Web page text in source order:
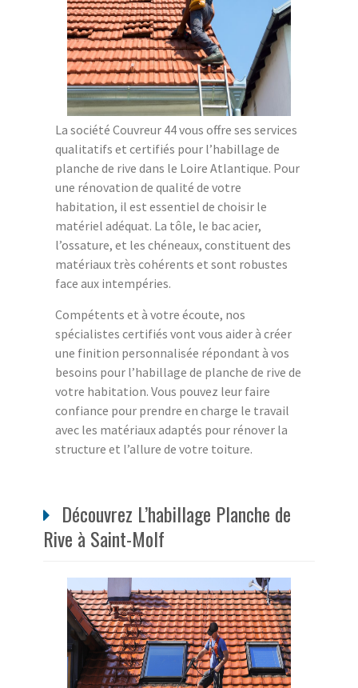
La société Couvreur 44 vous offre ses services
qualitatifs et certifiés pour l’habillage de
planche de rive dans le Loire Atlantique. Pour
une rénovation de qualité de votre
habitation, il est essentiel de choisir le
matériel adéquat. La tôle, le bac acier,
l’ossature, et les chéneaux, constituent des
matériaux très cohérents et sont robustes
face aux intempéries.
Compétents et à votre écoute, nos
spécialistes certifiés vont vous aider à créer
une finition personnalisée répondant à vos
besoins pour l’habillage de planche de rive de
votre habitation. Vous pouvez leur faire
confiance pour prendre en charge le travail
avec les matériaux adaptés pour rénover la
structure et l’allure de votre toiture.
Découvrez L’habillage Planche de
Rive à Saint-Molf